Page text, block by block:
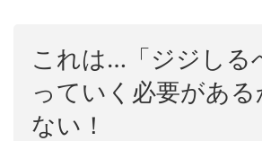
これは…「ジジしる
っていく必要があ
ない！